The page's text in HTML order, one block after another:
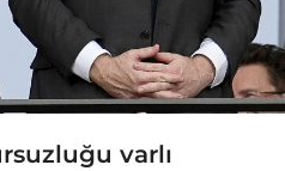
varlı